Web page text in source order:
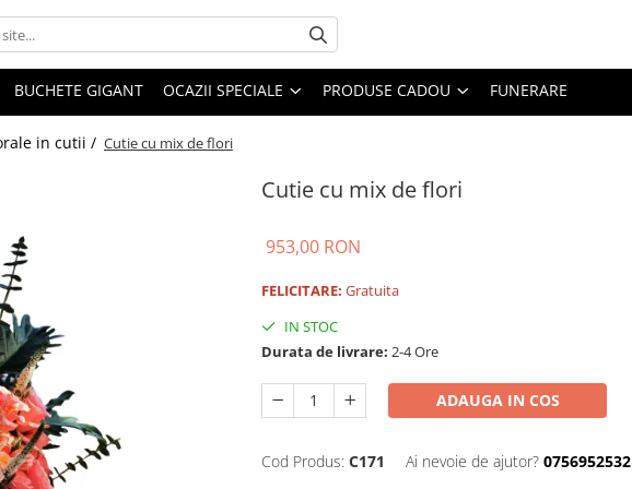
BUCHETE GIGANT OCAZII SPECIALE PRODUSE CADOU FUNERARE
in cutii / Cutie cu mix de flori
Cutie cu mix de flori
953,00 RON
FELICITARE: Gratuita
IN STOC
Durata de livrare: 2-4 Ore
ADAUGA IN COS
Cod Produs: C171 Ai nevoie de ajutor? 0756952532